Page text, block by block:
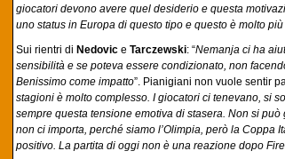
giocatori devono avere quel desiderio e questa
uno status in Europa di questo tipo e questo è molto
Sui rientri di Nedovic e Tarczewski: “Nemanja ci ha
sensibilità e se poteva essere condizionato, non
Benissimo come impatto”. Pianigiani non vuole sentir
stagioni è molto complesso. I giocatori ci tenevano, si
sempre questa tensione emotiva di stasera. Non si
non ci importa, perché siamo l’Olimpia, però la
positivo. La partita di oggi non è una reazione dopo